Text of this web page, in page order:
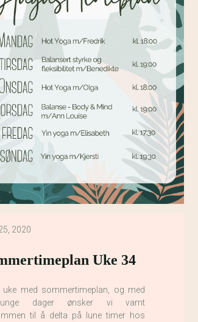
2020
Uke 34
uke med sommertimeplan, og med
dager ønsker vi vamt
til å delta på lune timer hos